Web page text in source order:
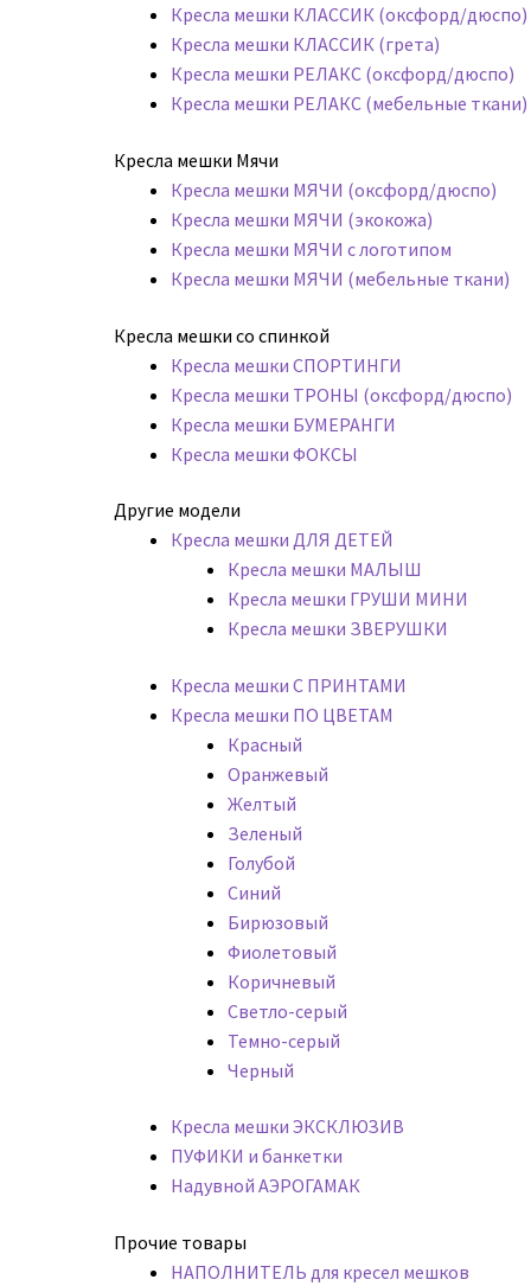
Кресла мешки КЛАССИК (оксфорд/дюспо)
Кресла мешки КЛАССИК (грета)
Креслa мешки РЕЛАКС (оксфорд/дюспо)
Креслa мешки РЕЛАКС (мебельные ткани)
Кресла мешки Мячи
Кресла мешки МЯЧИ (оксфорд/дюспо)
Кресла мешки МЯЧИ (экокожа)
Кресла мешки МЯЧИ с логотипом
Кресла мешки МЯЧИ (мебельные ткани)
Кресла мешки со спинкой
Кресла мешки СПОРТИНГИ
Кресла мешки ТРОНЫ (оксфорд/дюспо)
Кресла мешки БУМЕРАНГИ
Кресла мешки ФОКСЫ
Другие модели
Кресла мешки ДЛЯ ДЕТЕЙ
Кресла мешки МАЛЫШ
Кресла мешки ГРУШИ МИНИ
Кресла мешки ЗВЕРУШКИ
Кресла мешки С ПРИНТАМИ
Кресла мешки ПО ЦВЕТАМ
Красный
Оранжевый
Желтый
Зеленый
Голубой
Синий
Бирюзовый
Фиолетовый
Коричневый
Светло-серый
Темно-серый
Черный
Кресла мешки ЭКСКЛЮЗИВ
ПУФИКИ и банкетки
Надувной АЭРОГАМАК
Прочие товары
НАПОЛНИТЕЛЬ для кресел мешков